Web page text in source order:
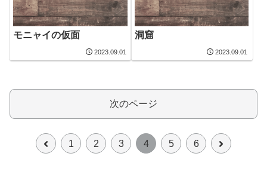
モニャイの仮面
2023.09.01
洞窟
2023.09.01
次のページ
前
1 2 3 4 5 6
次